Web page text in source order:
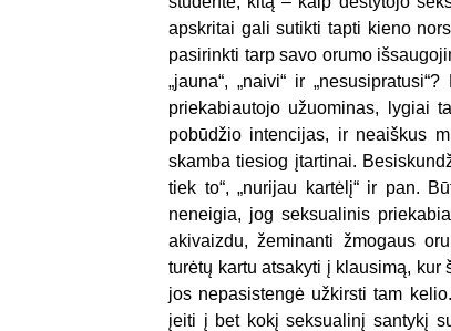
apskritai gali sutikti tapti kieno
pasirinkti tarp savo orumo
„jauna“, „naivi“ ir
priekabiautojo užuominas, lygiai
pobūdžio intencijas, ir neaiškus
skamba tiesiog įtartinai.
tiek to“, „nurijau kartėlį“ ir pan.
neneigia, jog seksualinis
akivaizdu, žeminanti žmogaus
turėtų kartu atsakyti į klausimą,
jos nepasistengė užkirsti tam
įeiti į bet kokį seksualinį santykį